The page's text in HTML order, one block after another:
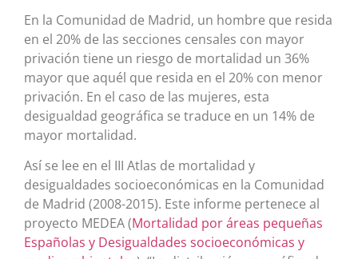
En la Comunidad de Madrid, un hombre que resida
en el 20% de las secciones censales con mayor
privación tiene un riesgo de mortalidad un 36%
mayor que aquél que resida en el 20% con menor
privación. En el caso de las mujeres, esta
desigualdad geográfica se traduce en un 14% de
mayor mortalidad.
Así se lee en el III Atlas de mortalidad y
desigualdades socioeconómicas en la Comunidad
de Madrid (2008-2015). Este informe pertenece al
proyecto MEDEA (Mortalidad por áreas pequeñas
Españolas y Desigualdades socioeconómicas y